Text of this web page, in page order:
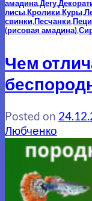
амадина,Дегу,
лисы,Кролики,Куры,
свинки,Песчанки,
(рисовая амадина),
Чем
Posted on
Любченко